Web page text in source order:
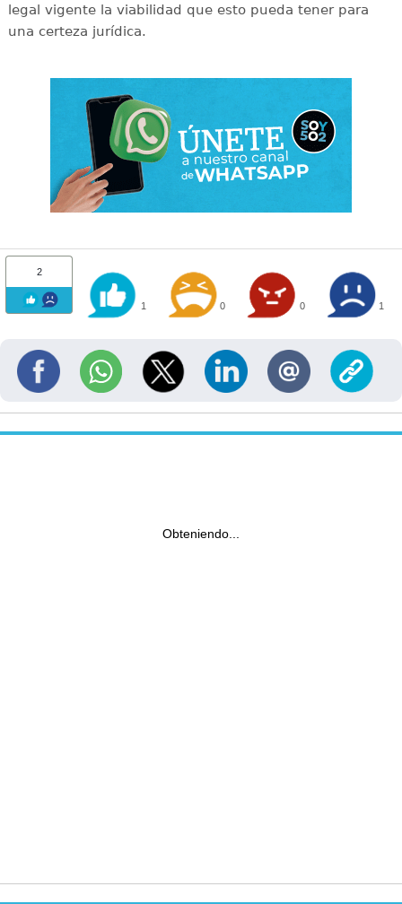
legal vigente la viabilidad que esto pueda tener para
una certeza jurídica.
2
1 0 0 1
Obteniendo...